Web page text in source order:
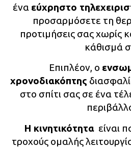
ένα εύχρηστο
προσαρμόσετε τη
προτιμήσεις σας χωρίς
κάθισμά
Επιπλέον, ο
χρονοδιακόπτης
στο σπίτι σας σε ένα
Η κινητικότηταείναι
τροχούς ομαλής